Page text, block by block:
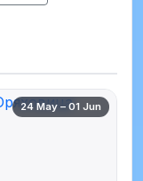
24 May – 01 Jun